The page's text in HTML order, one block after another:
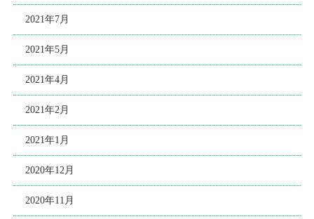
2021年7月
2021年5月
2021年4月
2021年2月
2021年1月
2020年12月
2020年11月